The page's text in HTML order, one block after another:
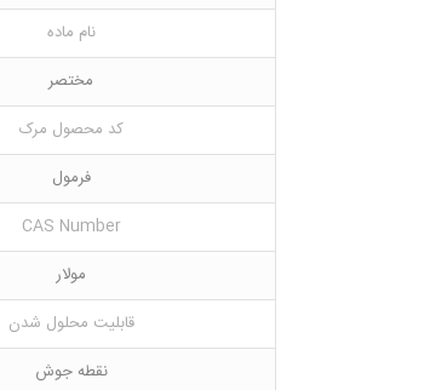
نام ماده
مختصر
کد محصول مرک
فرمول
CAS Number
مولار
قابلیت محلول شدن
نقطه جوش